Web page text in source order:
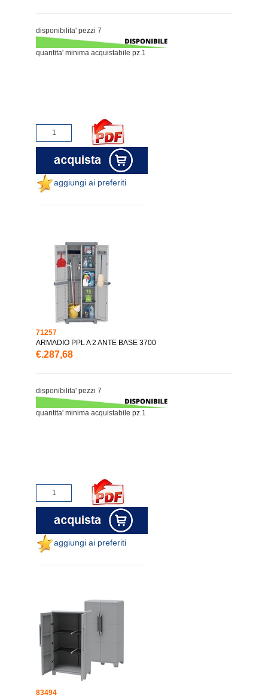
disponibilita' pezzi 7
quantita' minima acquistabile pz.1
aggiungi ai preferiti
71257
ARMADIO PPL A 2 ANTE BASE 3700
€.287,68
disponibilita' pezzi 7
quantita' minima acquistabile pz.1
aggiungi ai preferiti
83494